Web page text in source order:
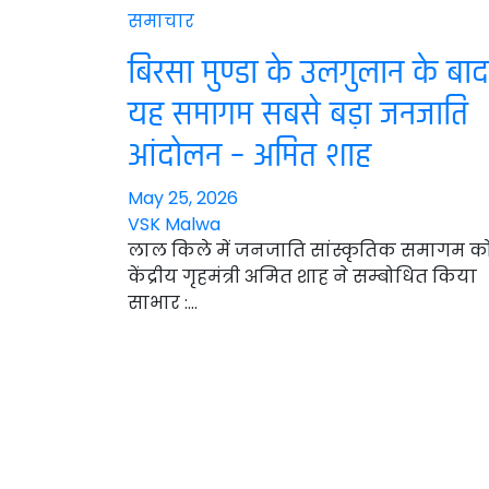
समाचार
बिरसा मुण्डा के उलगुलान के बाद
यह समागम सबसे बड़ा जनजाति
आंदोलन – अमित शाह
May 25, 2026
VSK Malwa
लाल किले में जनजाति सांस्कृतिक समागम
केंद्रीय गृहमंत्री अमित शाह ने सम्बोधित किया
साभार :…